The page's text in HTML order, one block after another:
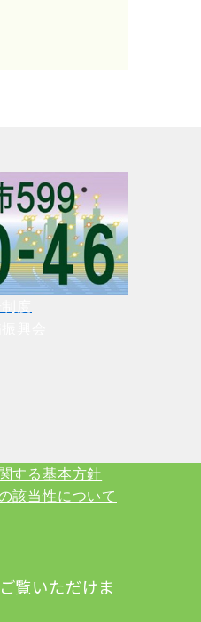
する基本方針
該当性について
覧いただけま